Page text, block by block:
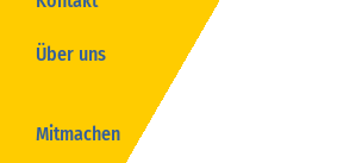
Über uns
Mitmachen